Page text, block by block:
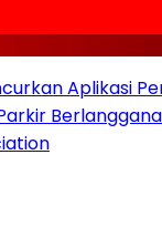
Aplikasi